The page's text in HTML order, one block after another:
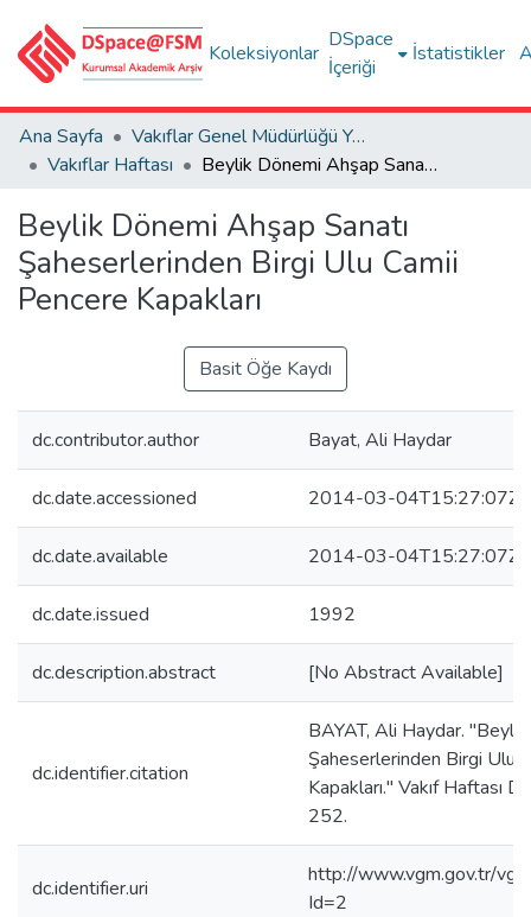
Koleksiyonlar
DSpace
İçeriği
İstatistikler
Ana Sayfa
Vakıflar Genel Müdürlüğü Yayınları
Vakıflar Haftası
Beylik Dönemi Ahşap Sanatı Şaheserlerinden Birgi Ulu Camii Pencere Kapakları
Beylik Dönemi Ahşap Sanatı
Şaheserlerinden Birgi Ulu Camii
Pencere Kapakları
Basit Öğe Kaydı
dc.contributor.author Bayat, Ali Haydar
dc.date.accessioned 2014-03-04T15:27:07Z
dc.date.available 2014-03-04T15:27:07Z
dc.date.issued 1992
dc.description.abstract [No Abstract Available]
dc.identifier.citation
BAYAT, Ali Haydar.
Şaheserlerinden Birgi Ulu
Kapakları." Vakıf Haftası
252.
dc.identifier.uri
http://www.vgm.gov.tr/
Id=2